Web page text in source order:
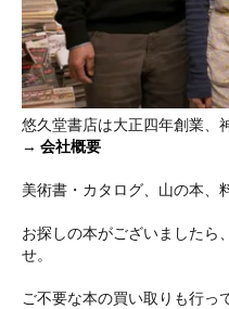
悠久堂書店は大正四年創業、
→ 会社概要
美術書・カタログ、山の本、
お探しの本がございましたら
せ。
ご不要な本の買い取りも行っ